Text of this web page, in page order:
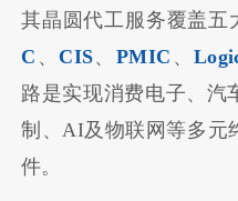
其晶圆代工服务覆盖五
C 、 CIS、 PMIC 、
路是实现消费电子、汽
制、AI及物联网等多元
件。